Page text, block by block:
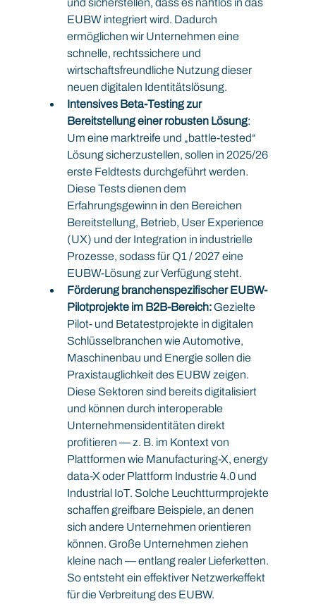
und sicherstellen, dass es nahtlos in das
EUBW integriert wird. Dadurch
ermöglichen wir Unternehmen eine
schnelle, rechtssichere und
wirtschaftsfreundliche Nutzung dieser
neuen digitalen Identitätslösung.
Intensives Beta-Testing zur
Bereitstellung einer robusten Lösung:
Um eine marktreife und „battle-tested“
Lösung sicherzustellen, sollen in 2025/26
erste Feldtests durchgeführt werden.
Diese Tests dienen dem
Erfahrungsgewinn in den Bereichen
Bereitstellung, Betrieb, User Experience
(UX) und der Integration in industrielle
Prozesse, sodass für Q1 / 2027 eine
EUBW-Lösung zur Verfügung steht.
Förderung branchenspezifischer EUBW-
Pilotprojekte im B2B-Bereich: Gezielte
Pilot- und Betatestprojekte in digitalen
Schlüsselbranchen wie Automotive,
Maschinenbau und Energie sollen die
Praxistauglichkeit des EUBW zeigen.
Diese Sektoren sind bereits digitalisiert
und können durch interoperable
Unternehmensidentitäten direkt
profitieren — z. B. im Kontext von
Plattformen wie Manufacturing-X, energy
data-X oder Plattform Industrie 4.0 und
Industrial IoT. Solche Leuchtturmprojekte
schaffen greifbare Beispiele, an denen
sich andere Unternehmen orientieren
können. Große Unternehmen ziehen
kleine nach — entlang realer Lieferketten.
So entsteht ein effektiver Netzwerkeffekt
für die Verbreitung des EUBW.